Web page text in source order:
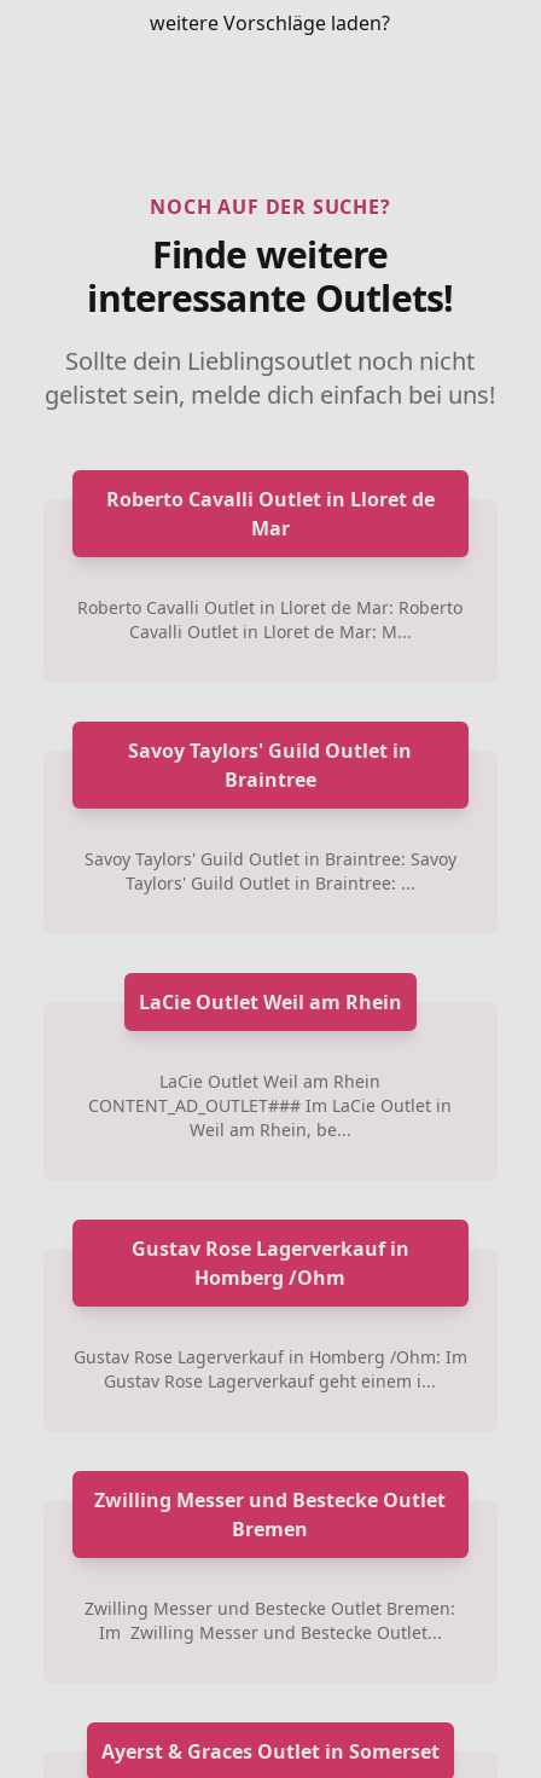
weitere Vorschläge laden?
NOCH AUF DER SUCHE?
Finde weitere
interessante Outlets!
Sollte dein Lieblingsoutlet noch nicht
gelistet sein, melde dich einfach bei uns!
Roberto Cavalli Outlet in Lloret de
Mar
Roberto Cavalli Outlet in Lloret de Mar: Roberto
Cavalli Outlet in Lloret de Mar: M...
Savoy Taylors' Guild Outlet in
Braintree
Savoy Taylors' Guild Outlet in Braintree: Savoy
Taylors' Guild Outlet in Braintree: ...
LaCie Outlet Weil am Rhein
LaCie Outlet Weil am Rhein
CONTENT_AD_OUTLET### Im LaCie Outlet in
Weil am Rhein, be...
Gustav Rose Lagerverkauf in
Homberg /Ohm
Gustav Rose Lagerverkauf in Homberg /Ohm: Im
Gustav Rose Lagerverkauf geht einem i...
Zwilling Messer und Bestecke Outlet
Bremen
Zwilling Messer und Bestecke Outlet Bremen:
Im Zwilling Messer und Bestecke Outlet...
Ayerst & Graces Outlet in Somerset